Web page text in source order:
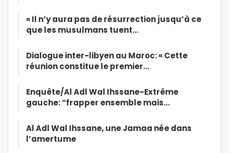
« Il n’y aura pas de résurrection jusqu’à ce
que les musulmans tuent…
Dialogue inter-libyen au Maroc: « Cette
réunion constitue le premier…
Enquête/Al Adl Wal Ihssane-Extrême
gauche: “frapper ensemble mais…
Al Adl Wal Ihssane, une Jamaa née dans
l’amertume